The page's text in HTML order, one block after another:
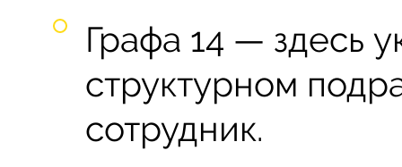
Графа 14 — здесь
структурном
сотрудник.